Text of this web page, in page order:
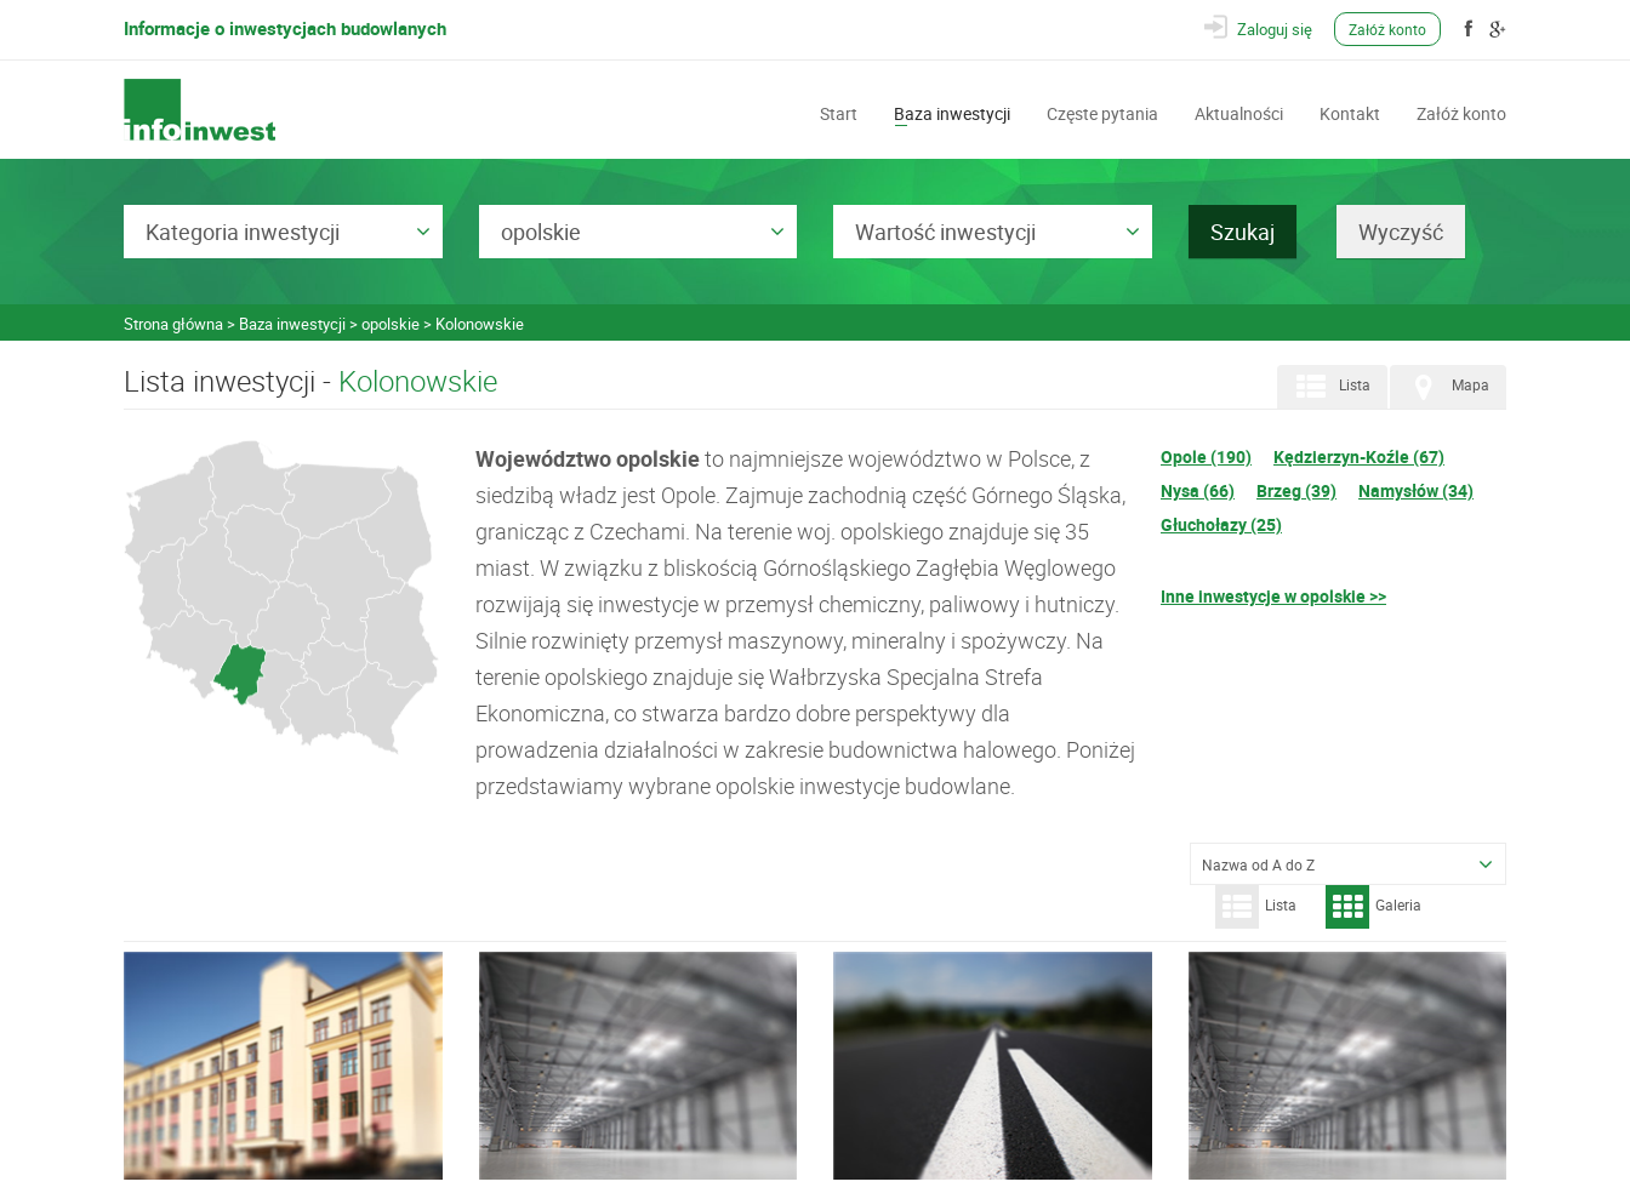
Informacje o inwestycjach budowlanych Zaloguj się Załóż konto
Start Baza inwestycji Częste pytania Aktualności Kontakt Załóż konto
Kategoria inwestycji opolskie Wartość inwestycji
Strona główna Baza inwestycji opolskie Kolonowskie
Lista inwestycji - Kolonowskie Mapa
Lista
Województwo opolskieto najmniejsze województwo w Polsce, z
siedzibą władz jest Opole. Zajmuje zachodnią część Górnego Śląska,
granicząc z Czechami. Na terenie woj. opolskiego znajduje się 35
miast. W związku z bliskością Górnośląskiego Zagłębia Węglowego
rozwijają się inwestycje w przemysł chemiczny, paliwowy i hutniczy.
Silnie rozwinięty przemysł maszynowy, mineralny i spożywczy. Na
terenie opolskiego znajduje się Wałbrzyska Specjalna Strefa
Ekonomiczna, co stwarza bardzo dobre perspektywy dla
prowadzenia działalności w zakresie budownictwa halowego. Poniżej
przedstawiamy wybrane opolskie inwestycje budowlane.
Opole (190)
Kędzierzyn-Koźle (67)
Nysa (66)
Brzeg (39)
Namysłów (34)
Głuchołazy (25)
Inne inwestycje w opolskie >>
Nazwa od A do Z
Lista Galeria